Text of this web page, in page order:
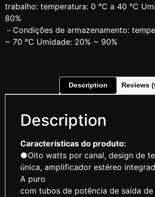
trabalho: temperatura: 0 ℃ a 40 ℃
80%
－Condições de armazenamento:
~ 70 ℃ Umidade: 20% ~ 90%
Description Reviews
Description
Características do produto:
●Oito watts por canal, design de
única, amplificador estéreo
A puro
com tubos de potência de saída de